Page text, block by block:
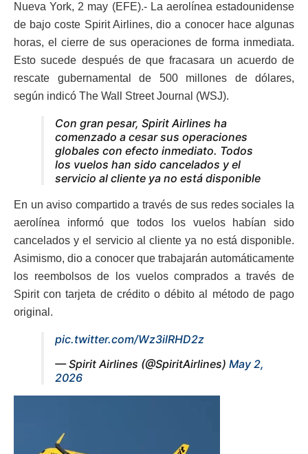
Nueva York, 2 may (EFE).- La aerolínea estadounidense
de bajo coste Spirit Airlines, dio a conocer hace algunas
horas, el cierre de sus operaciones de forma inmediata.
Esto sucede después de que fracasara un acuerdo de
rescate gubernamental de 500 millones de dólares,
según indicó The Wall Street Journal (WSJ).
Con gran pesar, Spirit Airlines ha
comenzado a cesar sus operaciones
globales con efecto inmediato. Todos
los vuelos han sido cancelados y el
servicio al cliente ya no está disponible
En un aviso compartido a través de sus redes sociales la
aerolínea informó que todos los vuelos habían sido
cancelados y el servicio al cliente ya no está disponible.
Asimismo, dio a conocer que trabajarán automáticamente
los reembolsos de los vuelos comprados a través de
Spirit con tarjeta de crédito o débito al método de pago
original.
pic.twitter.com/Wz3ilRHD2z
— Spirit Airlines (@SpiritAirlines) May 2,
2026